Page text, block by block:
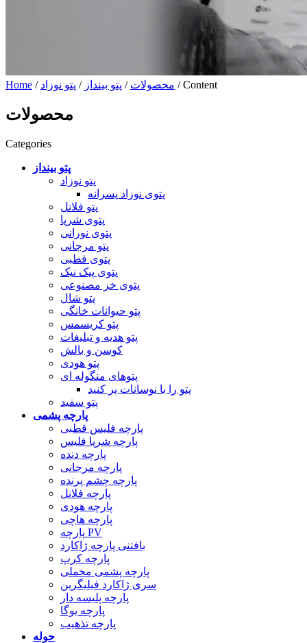
Home / محصولات / پتو بینداز / پتو نوزاد / Content
محصولات
Categories
پتو بینداز
پتو نوزاد
پتوی نوزاد پسرانه
پتو فلانل
پتوی شرپا
پتوی نورانی
پتو مرجانی
پتوی قطبی
پتوی پیک نیک
پتوی خز مصنوعی
پتو شال
پتو حیوانات خانگی
پتو کریسمس
پتو هدیه و تبلیغات
کوسن و بالش
پتو هودی
پتوهای منگوله ای
پتو را با نوسانات پر کنید
پتو سفید
پارچه پشمی
پارچه فلیس قطبی
پارچه شرپا فلیس
پارچه دنده
پارچه مرجانی
پارچه چشم پرنده
پارچه فلانل
پارچه هودی
پارچه هاچی
پارچه PV
بافتنی پارچه ژاکارد
پارچه کرپ
پارچه پشمی مخملی
سری ژاکارد فیلیگرین
پارچه پلیسه دار
پارچه یوگا
پارچه تذهیب
حوله